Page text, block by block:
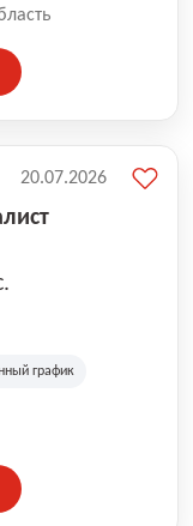
график
20.07.2026